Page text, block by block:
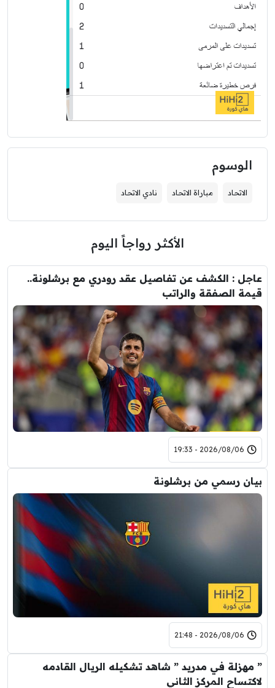
الوسوم
الاتحاد مباراة الاتحاد نادي الاتحاد
الأكثر رواجاً اليوم
عاجل : الكشف عن تفاصيل عقد رودري مع برشلونة..
قيمة الصفقة والراتب
2026/08/06 - 19:33
بيان رسمي من برشلونة
2026/08/06 - 21:48
” مهزلة في مدريد ” شاهد تشكيله الريال القادمه
لاكتساح المركز الثاني